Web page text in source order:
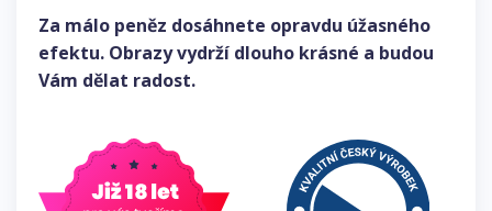
Za málo peněz dosáhnete opravdu úžasného
efektu. Obrazy vydrží dlouho krásné a budou
Vám dělat radost.